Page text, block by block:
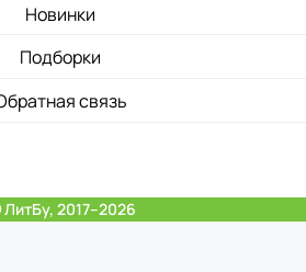
Новинки
Подборки
связь
2017–2026